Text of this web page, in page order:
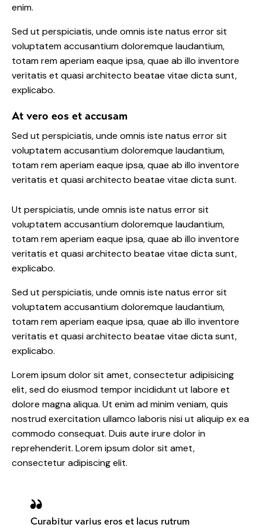
enim.
Sed ut perspiciatis, unde omnis iste natus error sit
voluptatem accusantium doloremque laudantium,
totam rem aperiam eaque ipsa, quae ab illo inventore
veritatis et quasi architecto beatae vitae dicta sunt,
explicabo.
At vero eos et accusam
Sed ut perspiciatis, unde omnis iste natus error sit
voluptatem accusantium doloremque laudantium,
totam rem aperiam eaque ipsa, quae ab illo inventore
veritatis et quasi architecto beatae vitae dicta sunt.
Ut perspiciatis, unde omnis iste natus error sit
voluptatem accusantium doloremque laudantium,
totam rem aperiam eaque ipsa, quae ab illo inventore
veritatis et quasi architecto beatae vitae dicta sunt,
explicabo.
Sed ut perspiciatis, unde omnis iste natus error sit
voluptatem accusantium doloremque laudantium,
totam rem aperiam eaque ipsa, quae ab illo inventore
veritatis et quasi architecto beatae vitae dicta sunt,
explicabo.
Lorem ipsum dolor sit amet, consectetur adipisicing
elit, sed do eiusmod tempor incididunt ut labore et
dolore magna aliqua. Ut enim ad minim veniam, quis
nostrud exercitation ullamco laboris nisi ut aliquip ex ea
commodo consequat. Duis aute irure dolor in
reprehenderit. Lorem ipsum dolor sit amet,
consectetur adipiscing elit.
Curabitur varius eros et lacus rutrum